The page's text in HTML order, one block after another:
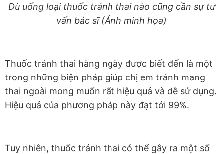
Dù uống loại thuốc tránh thai nào cũng cần sự tư
vấn bác sĩ (Ảnh minh họa)
Thuốc tránh thai hàng ngày được biết đến là một
trong những biện pháp giúp chị em tránh mang
thai ngoài mong muốn rất hiệu quả và dễ sử dụng.
Hiệu quả của phương pháp này đạt tới 99%.
Tuy nhiên, thuốc tránh thai có thể gây ra một số